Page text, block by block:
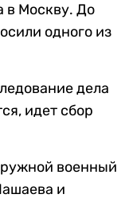
в Москву. До
одного из
дела
идет сбор
военный
и